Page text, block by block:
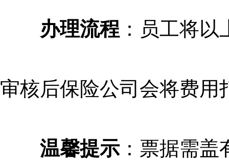
办理流程 ：员工将
审核后保险公司会将费用
温馨提示：票据需盖